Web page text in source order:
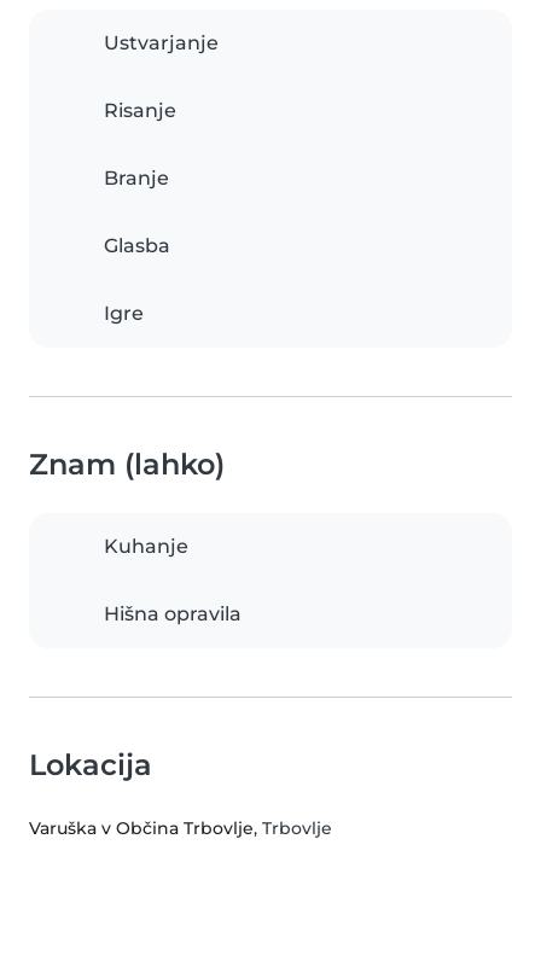
Ustvarjanje
Risanje
Branje
Glasba
Igre
Znam (lahko)
Kuhanje
Hišna opravila
Lokacija
Varuška v Občina Trbovlje, Trbovlje